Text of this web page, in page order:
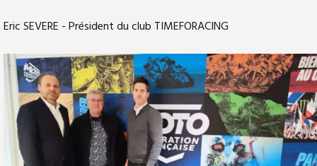
Eric SEVERE - Président du club TIMEFORACING